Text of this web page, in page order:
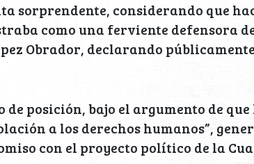
sorprendente, considerando que
como una ferviente defensora
Obrador, declarando
de posición, bajo el argumento de
a los derechos humanos”,
con el proyecto político de la